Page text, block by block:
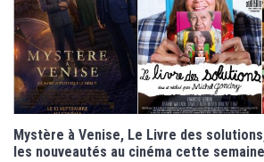
Mystère à Venise, Le Livre des
les nouveautés au cinéma cette semaine